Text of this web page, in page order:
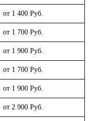
от 1 400 Руб.
от 1 700 Руб.
от 1 900 Руб.
от 1 700 Руб.
от 1 900 Руб.
от 2 900 Руб.